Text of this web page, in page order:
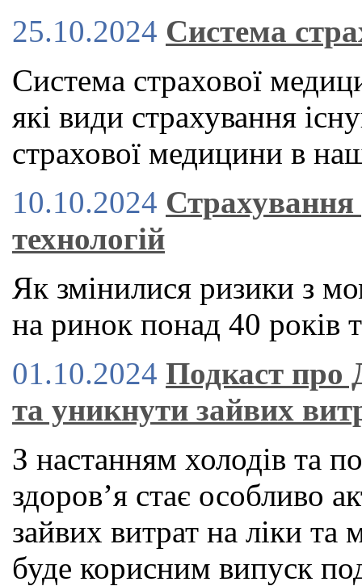
25.10.2024 Система
Система страхової
які види страхування
страхової медицини в
10.10.2024
технологій
Як змінилися ризики з
на ринок понад 40 років
01.10.2024 Подкаст про
та уникнути зайвих
З настанням холодів та
здоров’я стає особливо
зайвих витрат на ліки та
буде корисним випуск